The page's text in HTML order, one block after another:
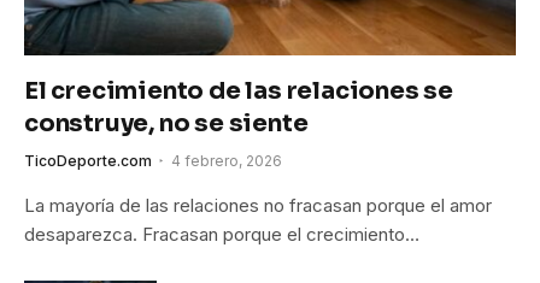
El crecimiento de las relaciones se
construye, no se siente
TicoDeporte.com 4 febrero, 2026
La mayoría de las relaciones no fracasan porque el amor
desaparezca. Fracasan porque el crecimiento…